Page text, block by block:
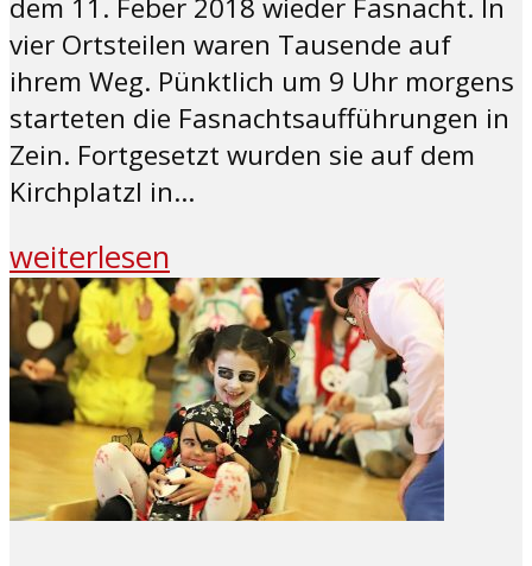
dem 11. Feber 2018 wieder Fasnacht. In
vier Ortsteilen waren Tausende auf
ihrem Weg. Pünktlich um 9 Uhr morgens
starteten die Fasnachtsaufführungen in
Zein. Fortgesetzt wurden sie auf dem
Kirchplatzl in...
weiterlesen